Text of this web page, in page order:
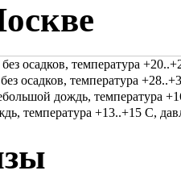
осадков, температура
осадков, температура
дождь, температура
температура +13..+15 С,